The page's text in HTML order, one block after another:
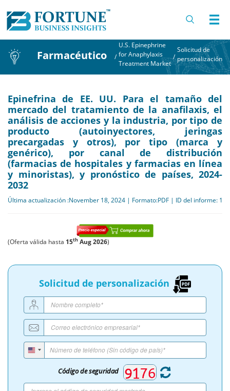
Farmacéutico /
U.S. Epinephrine
for Anaphylaxis
Treatment Market
/
Solicitud de
personalización
Epinefrina de EE. UU. Para el tamaño del
mercado del tratamiento de la anafilaxis, el
análisis de acciones y la industria, por tipo de
producto (autoinyectores, jeringas
precargadas y otros), por tipo (marca y
genérico), por canal de distribución
(farmacias de hospitales y farmacias en línea
y minoristas), y pronóstico de países, 2024-
2032
Última actualización :November 18, 2024 | Formato:PDF | ID del informe:
(Oferta válida hasta 15th Aug 2026)
Solicitud de personalización
Código de seguridad